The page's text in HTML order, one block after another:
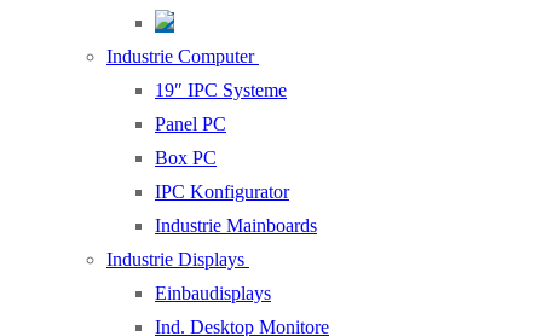
Industrie Computer
19″ IPC Systeme
Panel PC
Box PC
IPC Konfigurator
Industrie Mainboards
Industrie Displays
Einbaudisplays
Ind. Desktop Monitore